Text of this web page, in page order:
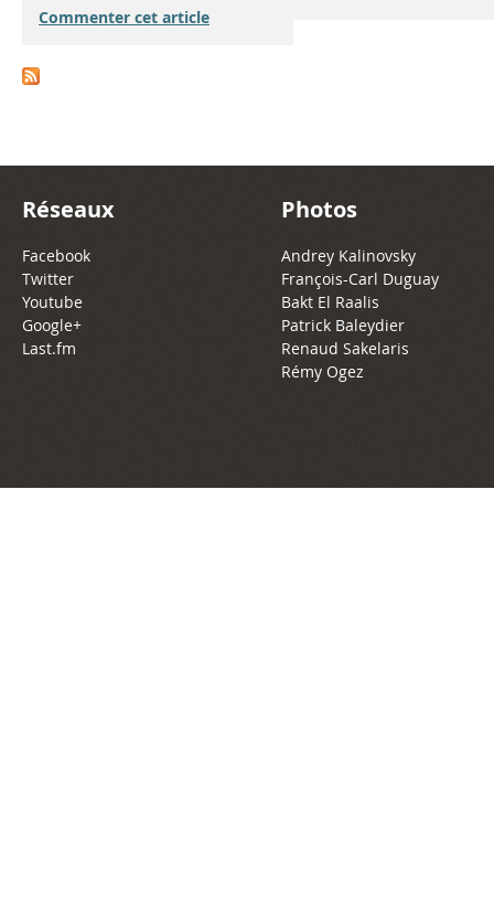
Commenter cet article
Réseaux
Facebook
Twitter
Youtube
Google+
Last.fm
Photos
Andrey Kalinovsky
François-Carl Duguay
Bakt El Raalis
Patrick Baleydier
Renaud Sakelaris
Rémy Ogez